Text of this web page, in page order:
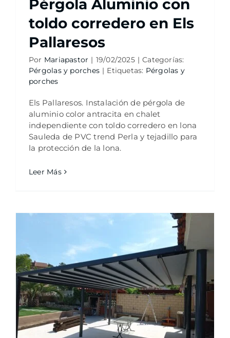
Pérgola Aluminio con
toldo corredero en Els
Pallaresos
Por Mariapastor | 19/02/2025 | Categorías:
Pérgolas y porches | Etiquetas: Pérgolas y
porches
Els Pallaresos. Instalación de pérgola de
aluminio color antracita en chalet
independiente con toldo corredero en lona
Sauleda de PVC trend Perla y tejadillo para
la protección de la lona.
Leer Más